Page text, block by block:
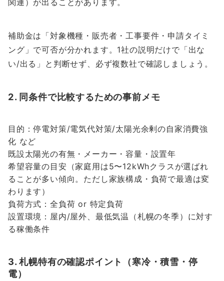
関連）が出ることがあります。
補助金は「対象機種・販売者・工事要件・申請タイミ
ング」で可否が分かれます。1社の説明だけで「出な
い/出る」と判断せず、必ず複数社で確認しましょう。
2. 同条件で比較するための事前メモ
目的：停電対策/電気代対策/太陽光余剰の自家消費強
化 など
既設太陽光の有無・メーカー・容量・設置年
希望容量の目安（家庭用は5〜12kWhクラスが選ばれ
ることが多い傾向。ただし家族構成・負荷で最適は変
わります）
負荷方式：全負荷 or 特定負荷
設置環境：屋内/屋外、最低気温（札幌の冬季）に対す
る稼働条件
3. 札幌特有の確認ポイント（寒冷・積雪・停
電）